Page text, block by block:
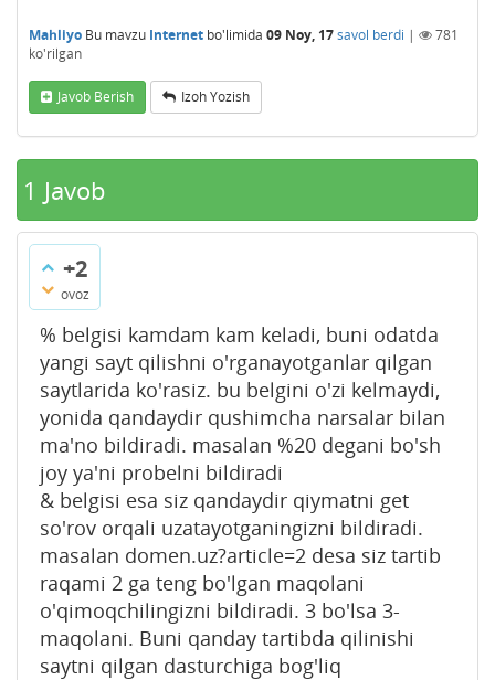
Mahliyo Bu mavzu Internet bo'limida 09 Noy, 17savol berdi |
781
ko'rilgan
Javob Berish Izoh Yozish
1 Javob
+2
ovoz
% belgisi kamdam kam keladi, buni odatda
yangi sayt qilishni o'rganayotganlar qilgan
saytlarida ko'rasiz. bu belgini o'zi kelmaydi,
yonida qandaydir qushimcha narsalar bilan
ma'no bildiradi. masalan %20 degani bo'sh
joy ya'ni probelni bildiradi
& belgisi esa siz qandaydir qiymatni get
so'rov orqali uzatayotganingizni bildiradi.
masalan domen.uz?article=2 desa siz tartib
raqami 2 ga teng bo'lgan maqolani
o'qimoqchilingizni bildiradi. 3 bo'lsa 3-
maqolani. Buni qanday tartibda qilinishi
saytni qilgan dasturchiga bog'liq